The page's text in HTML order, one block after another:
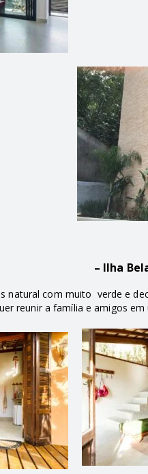
– Ilha
natural com muito verde e
reunir a família e amigos em